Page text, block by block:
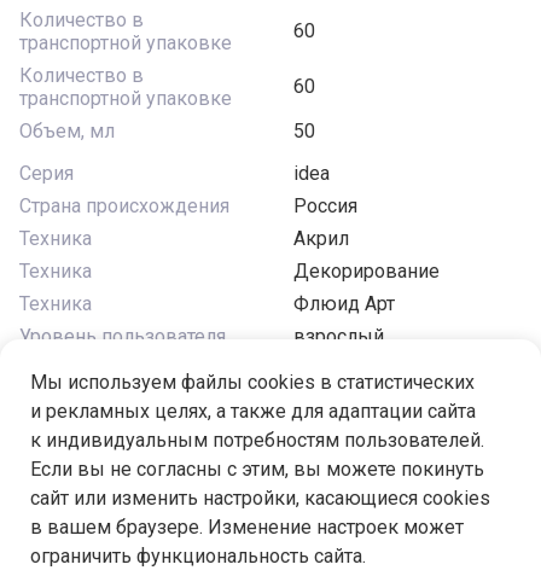
Количество в
транспортной упаковке
60
Количество в
транспортной упаковке
60
Объем, мл
50
Серия
idea
Страна происхождения
Россия
Техника
Акрил
Техника
Декорирование
Техника
Флюид Арт
Уровень пользователя
взрослый
Мы используем файлы cookies в статистических
и рекламных целях, а также для адаптации сайта
к индивидуальным потребностям пользователей.
Если вы не согласны с этим, вы можете покинуть
сайт или изменить настройки, касающиеся cookies
в вашем браузере. Изменение настроек может
ограничить функциональность сайта.